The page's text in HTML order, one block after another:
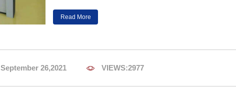
Read More
September 26,2021  VIEWS:2977